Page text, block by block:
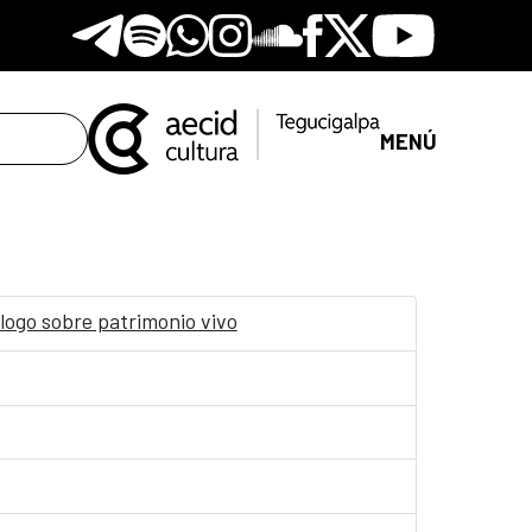
Telegram
SpotifyWhatsapp
Instagram
Soundclore
Facebook
X Youtube
MENÚ
sobre patrimonio vivo